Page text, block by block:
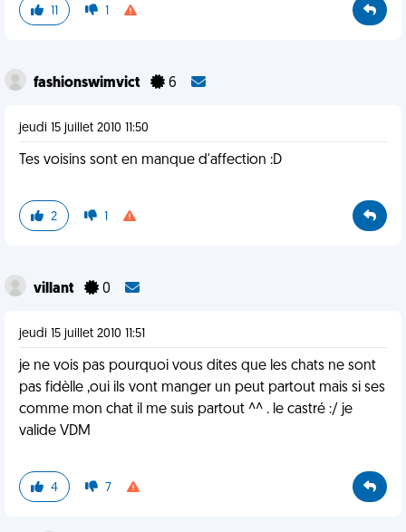
11 1
fashionswimvict 6
jeudi 15 juillet 2010 11:50
Tes voisins sont en manque d'affection :D
2 1
villant 0
jeudi 15 juillet 2010 11:51
je ne vois pas pourquoi vous dites que les chats ne sont
pas fidèlle ,oui ils vont manger un peut partout mais si ses
comme mon chat il me suis partout ^^ . le castré :/ je
valide VDM
4 7